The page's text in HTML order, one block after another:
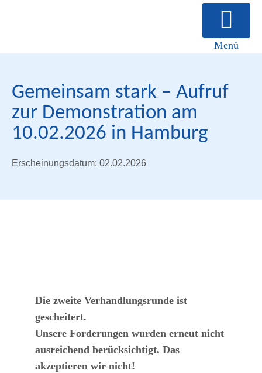
Menü
Gemeinsam stark – Aufruf
zur Demonstration am
10.02.2026 in Hamburg
Erscheinungsdatum: 02.02.2026
Die zweite Verhandlungsrunde ist
gescheitert.
Unsere Forderungen wurden erneut nicht
ausreichend berücksichtigt. Das
akzeptieren wir nicht!